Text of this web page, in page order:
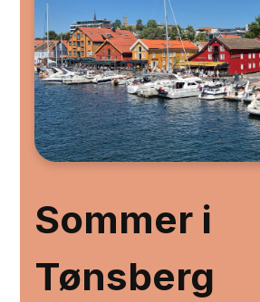
Sommer i
Tønsberg